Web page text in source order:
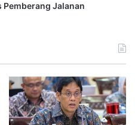
Pemberang Jalanan